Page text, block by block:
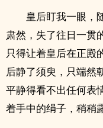
皇后盯我一眼，
肃然，失了往日一贯
只得让着皇后在正殿
后静了须臾，只端然
平静得看不出任何表
着手中的绢子，稍稍